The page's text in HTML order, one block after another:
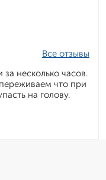
Все отзывы
несколько часов.
что при
на голову.